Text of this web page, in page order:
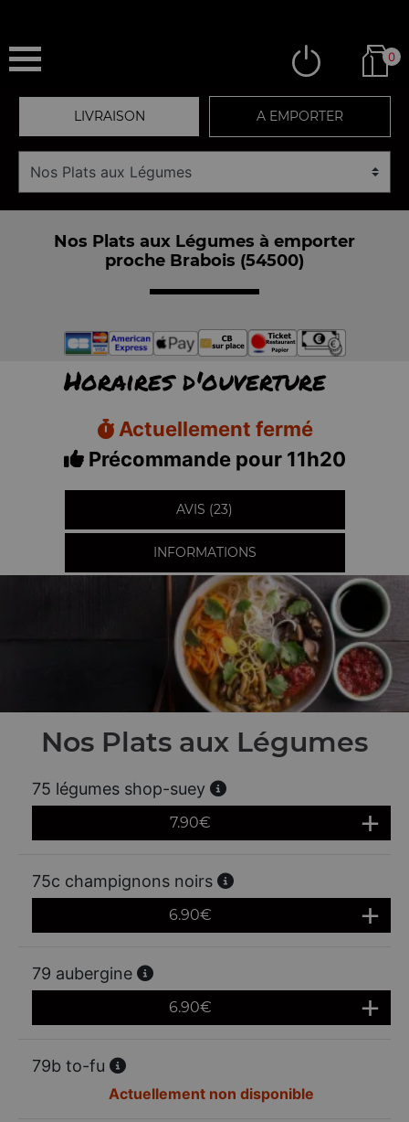
0
LIVRAISON A EMPORTER
Nos Plats aux Légumes à emporter
proche Brabois (54500)
Horaires d'ouverture
Actuellement fermé
Précommande pour 11h20
AVIS (23)
INFORMATIONS
Nos Plats aux Légumes
75 légumes shop-suey
7.90€
75c champignons noirs
6.90€
79 aubergine
6.90€
79b to-fu
Actuellement non disponible